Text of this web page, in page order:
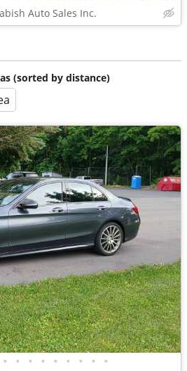
Auto Sales Inc.
(sorted by distance)
• • • • • • • • •